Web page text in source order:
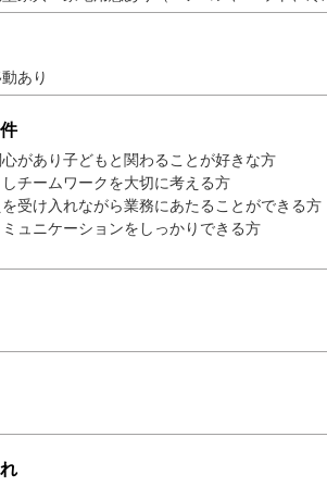
あり
があり子どもと関わることが好きな方
チームワークを大切に考える方
受け入れながら業務にあたることができる方
ュニケーションをしっかりできる方